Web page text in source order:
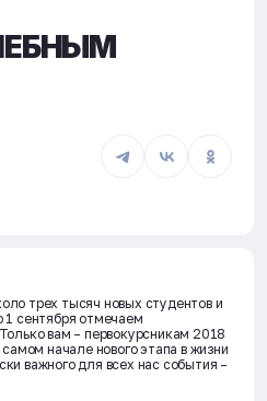
трех тысяч новых студентов и
1 сентября отмечаем
вам – первокурсникам 2018
начале нового этапа в жизни
важного для всех нас события –